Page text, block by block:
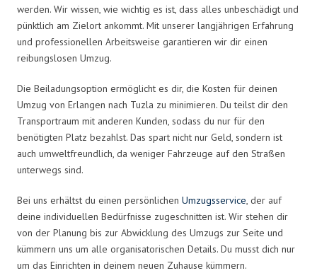
werden. Wir wissen, wie wichtig es ist, dass alles unbeschädigt und
pünktlich am Zielort ankommt. Mit unserer langjährigen Erfahrung
und professionellen Arbeitsweise garantieren wir dir einen
reibungslosen Umzug.
Die Beiladungsoption ermöglicht es dir, die Kosten für deinen
Umzug von Erlangen nach Tuzla zu minimieren. Du teilst dir den
Transportraum mit anderen Kunden, sodass du nur für den
benötigten Platz bezahlst. Das spart nicht nur Geld, sondern ist
auch umweltfreundlich, da weniger Fahrzeuge auf den Straßen
unterwegs sind.
Bei uns erhältst du einen persönlichen Umzugsservice, der auf
deine individuellen Bedürfnisse zugeschnitten ist. Wir stehen dir
von der Planung bis zur Abwicklung des Umzugs zur Seite und
kümmern uns um alle organisatorischen Details. Du musst dich nur
um das Einrichten in deinem neuen Zuhause kümmern.